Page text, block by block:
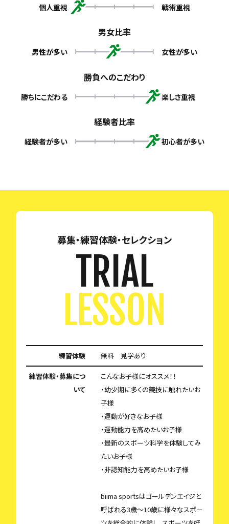
個人重視 戦術重視
男女比率
男性が多い 女性が多い
勝負へのこだわり
勝ちにこだわる 楽しさ重視
経験者比率
経験者が多い 初心者が多い
募集・練習体験・セレクション
TRIAL
LESSON
練習体験 無料 見学あり
練習体験・募集につ
いて
こんなお子様にオススメ！！
・幼少期に多くの競技に触れたいお
子様
・運動が好きなお子様
・運動能力を高めたいお子様
・最新のスポーツ科学を体験してみ
たいお子様
・非認知能力を高めたいお子様
biima sportsはゴールデンエイジと
呼ばれる3歳〜10歳に様々なスポー